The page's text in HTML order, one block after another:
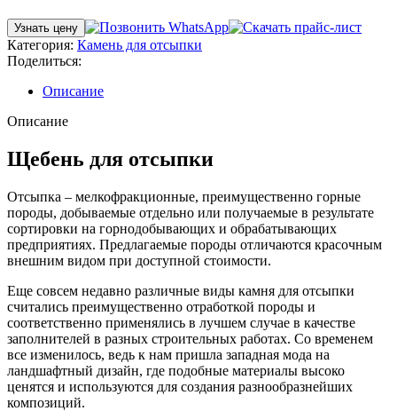
Узнать цену
Категория: Камень для отсыпки
Поделиться:
Описание
Описание
Щебень для отсыпки
Отсыпка – мелкофракционные, преимущественно горные
породы, добываемые отдельно или получаемые в результате
сортировки на горнодобывающих и обрабатывающих
предприятиях. Предлагаемые породы отличаются красочным
внешним видом при доступной стоимости.
Еще совсем недавно различные виды камня для отсыпки
считались преимущественно отработкой породы и
соответственно применялись в лучшем случае в качестве
заполнителей в разных строительных работах. Со временем
все изменилось, ведь к нам пришла западная мода на
ландшафтный дизайн, где подобные материалы высоко
ценятся и используются для создания разнообразнейших
композиций.